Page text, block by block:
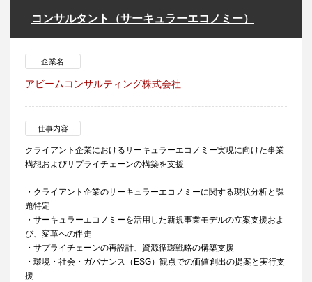
コンサルタント（サーキュラーエコノミー）
企業名
アビームコンサルティング株式会社
仕事内容
クライアント企業におけるサーキュラーエコノミー実現に向けた事業
構想およびサプライチェーンの構築を支援
・クライアント企業のサーキュラーエコノミーに関する現状分析と課
題特定
・サーキュラーエコノミーを活用した新規事業モデルの立案支援およ
び、変革への伴走
・サプライチェーンの再設計、資源循環戦略の構築支援
・環境・社会・ガバナンス（ESG）観点での価値創出の提案と実行支
援